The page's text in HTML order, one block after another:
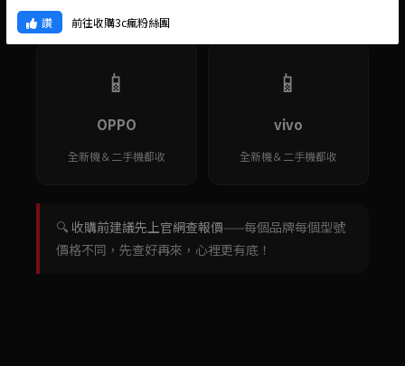
📱
OPPO
全新機＆二手機都收
📱
vivo
全新機＆二手機都收
🔍 收購前建議先上官網查報價——每個品牌每個型號
價格不同，先查好再來，心裡更有底！
讚 前往收購3c瘋粉絲團